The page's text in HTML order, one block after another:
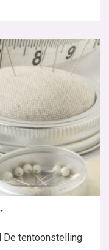
De tentoonstelling